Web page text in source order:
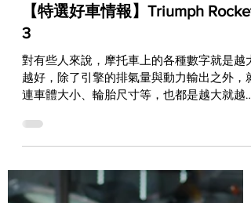
FEATURE
【特選好車情報】Triumph Rocket
3
對有些人來說，摩托車上的各種數字就是越大
越好，除了引擎的排氣量與動力輸出之外，就
連車體大小、輪胎尺寸等，也都是越大就越能
樣一個再簡單不過的道理，因此Rocket...